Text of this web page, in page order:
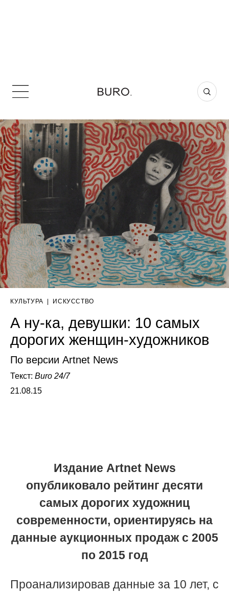
КУЛЬТУРА ИСКУССТВО
А ну-ка, девушки: 10 самых
дорогих женщин-художников
По версии Artnet News
Текст: Buro 24/7
21.08.15
Издание Artnet News
опубликовало рейтинг десяти
самых дорогих художниц
современности, ориентируясь на
данные аукционных продаж с 2005
по 2015 год
Проанализировав данные за 10 лет, с